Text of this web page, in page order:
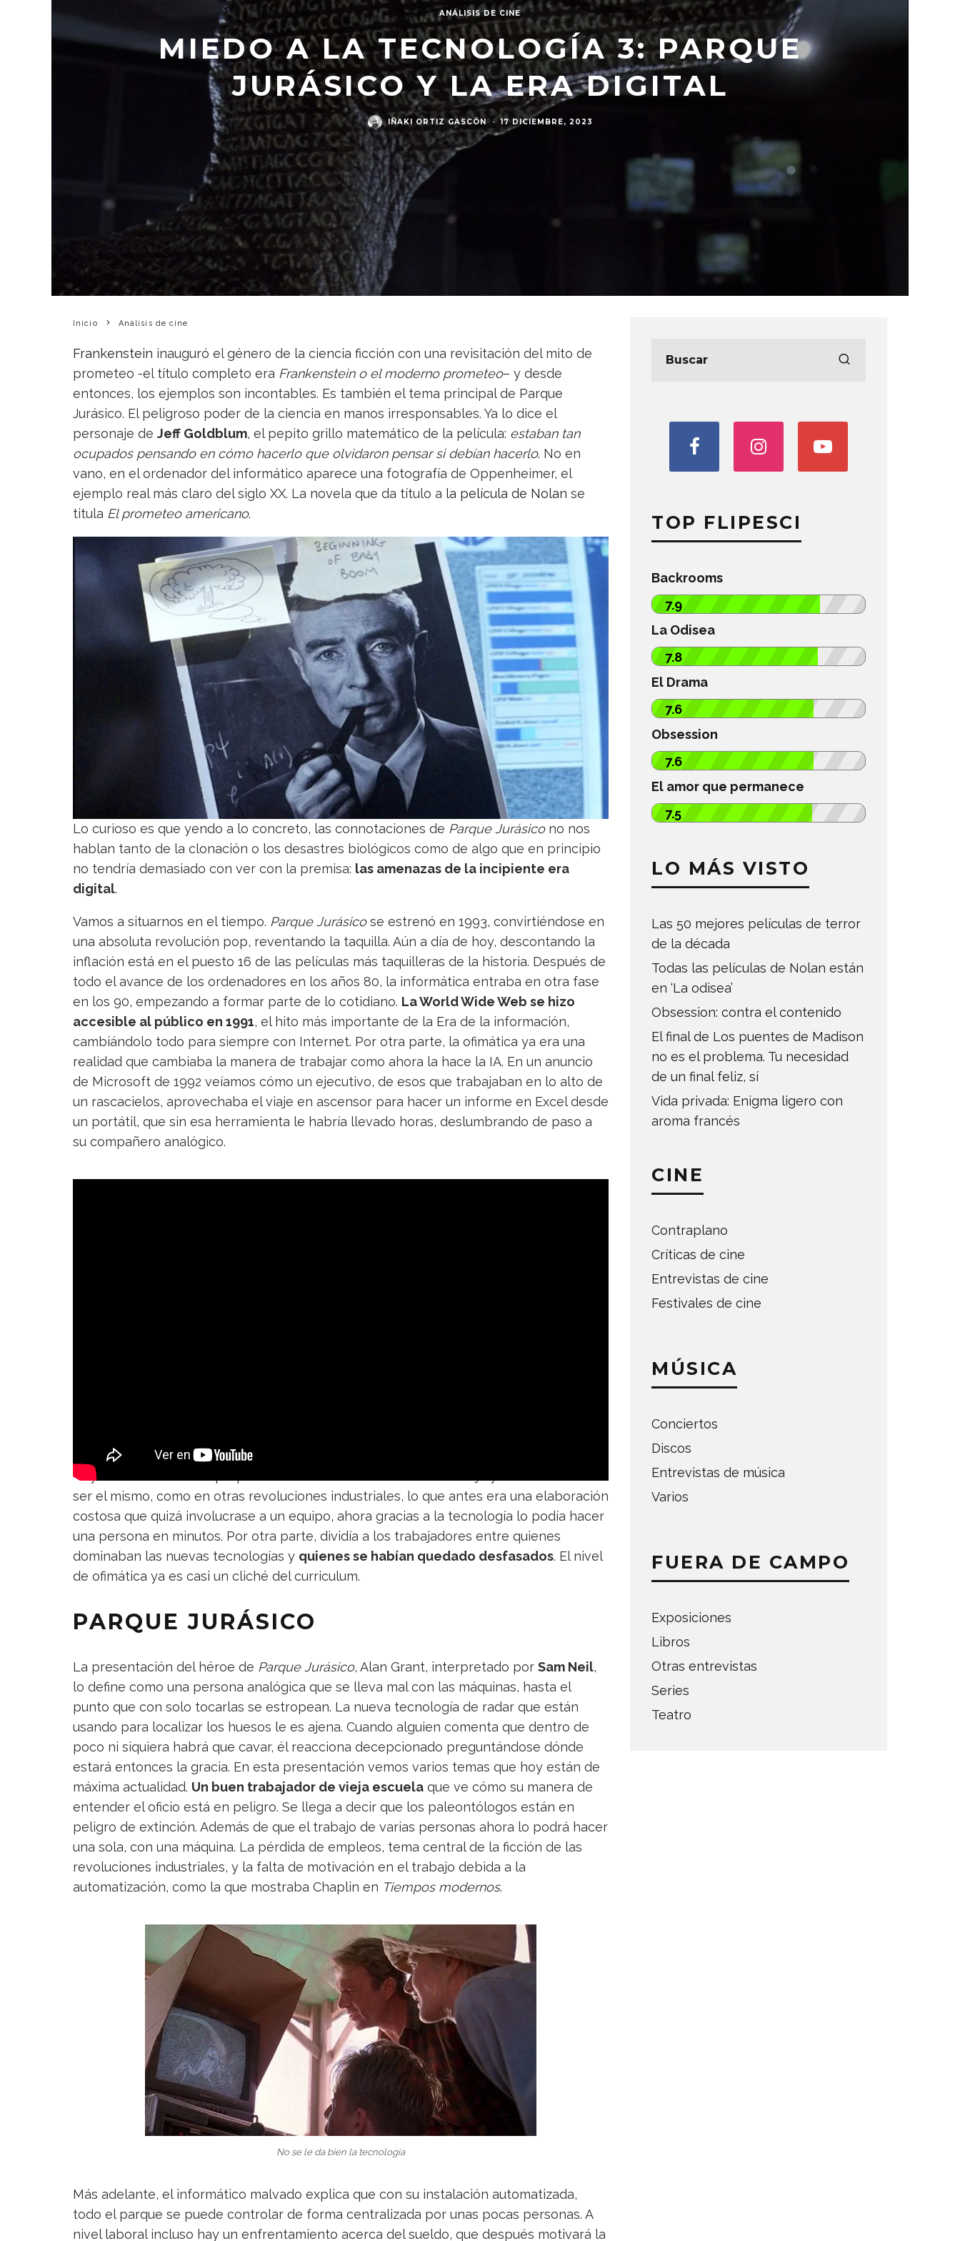
ANÁLISIS DE CINE
MIEDO A LA TECNOLOGÍA 3: PARQUE
JURÁSICO Y LA ERA DIGITAL
IÑAKI ORTIZ GASCÓN · 17 DICIEMBRE, 2023
Inicio Análisis de cine
Frankenstein inauguró el género de la ciencia ficción con una revisitación del mito de
prometeo -el título completo era Frankenstein o el moderno prometeo– y desde
entonces, los ejemplos son incontables. Es también el tema principal de Parque
Jurásico. El peligroso poder de la ciencia en manos irresponsables. Ya lo dice el
personaje de Jeff Goldblum, el pepito grillo matemático de la película: estaban tan
ocupados pensando en cómo hacerlo que olvidaron pensar si debían hacerlo. No en
vano, en el ordenador del informático aparece una fotografía de Oppenheimer, el
ejemplo real más claro del siglo XX. La novela que da título a la película de Nolan se
titula El prometeo americano.
Lo curioso es que yendo a lo concreto, las connotaciones de Parque Jurásicono nos
hablan tanto de la clonación o los desastres biológicos como de algo que en principio
no tendría demasiado con ver con la premisa: las amenazas de la incipiente era
digital.
Vamos a situarnos en el tiempo. Parque Jurásicose estrenó en 1993, convirtiéndose en
una absoluta revolución pop, reventando la taquilla. Aún a día de hoy, descontando la
inflación está en el puesto 16 de las películas más taquilleras de la historia. Después de
todo el avance de los ordenadores en los años 80, la informática entraba en otra fase
en los 90, empezando a formar parte de lo cotidiano. La World Wide Web se hizo
accesible al público en 1991, el hito más importante de la Era de la información,
cambiándolo todo para siempre con Internet. Por otra parte, la ofimática ya era una
realidad que cambiaba la manera de trabajar como ahora la hace la IA. En un anuncio
de Microsoft de 1992 veíamos cómo un ejecutivo, de esos que trabajaban en lo alto de
un rascacielos, aprovechaba el viaje en ascensor para hacer un informe en Excel desde
un portátil, que sin esa herramienta le habría llevado horas, deslumbrando de paso a
su compañero analógico.
Hay varias cuestiones que pueden verse en este anuncio. El trabajo ya no volvería a
ser el mismo, como en otras revoluciones industriales, lo que antes era una elaboración
costosa que quizá involucrase a un equipo, ahora gracias a la tecnología lo podía hacer
una persona en minutos. Por otra parte, dividía a los trabajadores entre quienes
dominaban las nuevas tecnologías y quienes se habían quedado desfasados. El nivel
de ofimática ya es casi un cliché del curriculum.
PARQUE JURÁSICO
La presentación del héroe de Parque Jurásico, Alan Grant, interpretado por Sam Neil,
lo define como una persona analógica que se lleva mal con las máquinas, hasta el
punto que con solo tocarlas se estropean. La nueva tecnología de radar que están
usando para localizar los huesos le es ajena. Cuando alguien comenta que dentro de
poco ni siquiera habrá que cavar, él reacciona decepcionado preguntándose dónde
estará entonces la gracia. En esta presentación vemos varios temas que hoy están de
máxima actualidad. Un buen trabajador de vieja escuela que ve cómo su manera de
entender el oficio está en peligro. Se llega a decir que los paleontólogos están en
peligro de extinción. Además de que el trabajo de varias personas ahora lo podrá hacer
una sola, con una máquina. La pérdida de empleos, tema central de la ficción de las
revoluciones industriales, y la falta de motivación en el trabajo debida a la
automatización, como la que mostraba Chaplin en Tiempos modernos.
No se le da bien la tecnología
Más adelante, el informático malvado explica que con su instalación automatizada,
todo el parque se puede controlar de forma centralizada por unas pocas personas. A
nivel laboral incluso hay un enfrentamiento acerca del sueldo, que después motivará la
TOP FLIPESCI
Backrooms
7.9
La Odisea
7.8
El Drama
7.6
Obsession
7.6
El amor que permanece
7.5
LO MÁS VISTO
Las 50 mejores películas de terror
de la década
Todas las películas de Nolan están
en ‘La odisea’
Obsession: contra el contenido
El final de Los puentes de Madison
no es el problema. Tu necesidad
de un final feliz, sí
Vida privada: Enigma ligero con
aroma francés
CINE
Contraplano
Críticas de cine
Entrevistas de cine
Festivales de cine
MÚSICA
Conciertos
Discos
Entrevistas de música
Varios
FUERA DE CAMPO
Exposiciones
Libros
Otras entrevistas
Series
Teatro